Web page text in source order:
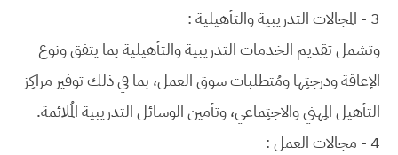
3 - المجالات التدريبية والتأهيلية :
وتشمل تقديم الخدمات التدريبية والتأهيلية بما يتفق ونوع
الإعاقة ودرجتِها ومُتطلبات سوق العمل، بما في ذلك توفير مراكِز
التأهيل المِهني والاجتِماعي، وتأمين الوسائل التدريبية المُلائمة.
4 - مجالات العمل :